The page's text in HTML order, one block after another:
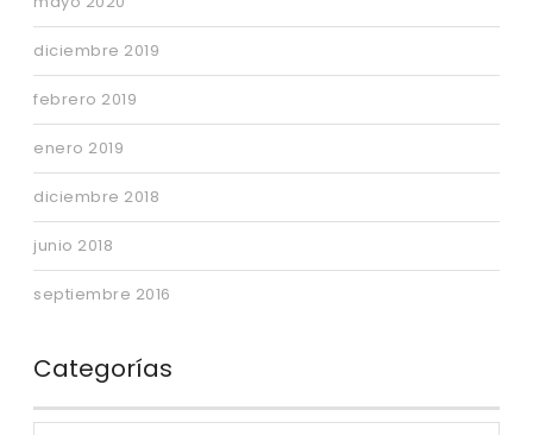
diciembre 2019
febrero 2019
enero 2019
diciembre 2018
junio 2018
septiembre 2016
Categorías